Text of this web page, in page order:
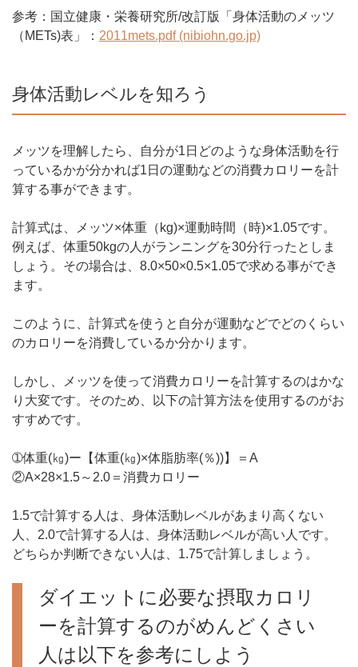
参考：国立健康・栄養研究所/改訂版「身体活動のメッツ
（METs)表」： 2011mets.pdf (nibiohn.go.jp)
身体活動レベルを知ろう
メッツを理解したら、自分が1日どのような身体活動を行
っているかが分かれば1日の運動などの消費カロリーを計
算する事ができます。
計算式は、メッツ×体重（kg)×運動時間（時)×1.05です。
例えば、体重50kgの人がランニングを30分行ったとしま
しょう。その場合は、8.0×50×0.5×1.05で求める事ができ
ます。
このように、計算式を使うと自分が運動などでどのくらい
のカロリーを消費しているか分かります。
しかし、メッツを使って消費カロリーを計算するのはかな
り大変です。そのため、以下の計算方法を使用するのがお
すすめです。
➀体重(㎏)ー【体重(㎏)×体脂肪率(％))】＝A
②A×28×1.5～2.0＝消費カロリー
1.5で計算する人は、身体活動レベルがあまり高くない
人、2.0で計算する人は、身体活動レベルが高い人です。
どちらか判断できない人は、1.75で計算しましょう。
ダイエットに必要な摂取カロリ
ーを計算するのがめんどくさい
人は以下を参考にしよう